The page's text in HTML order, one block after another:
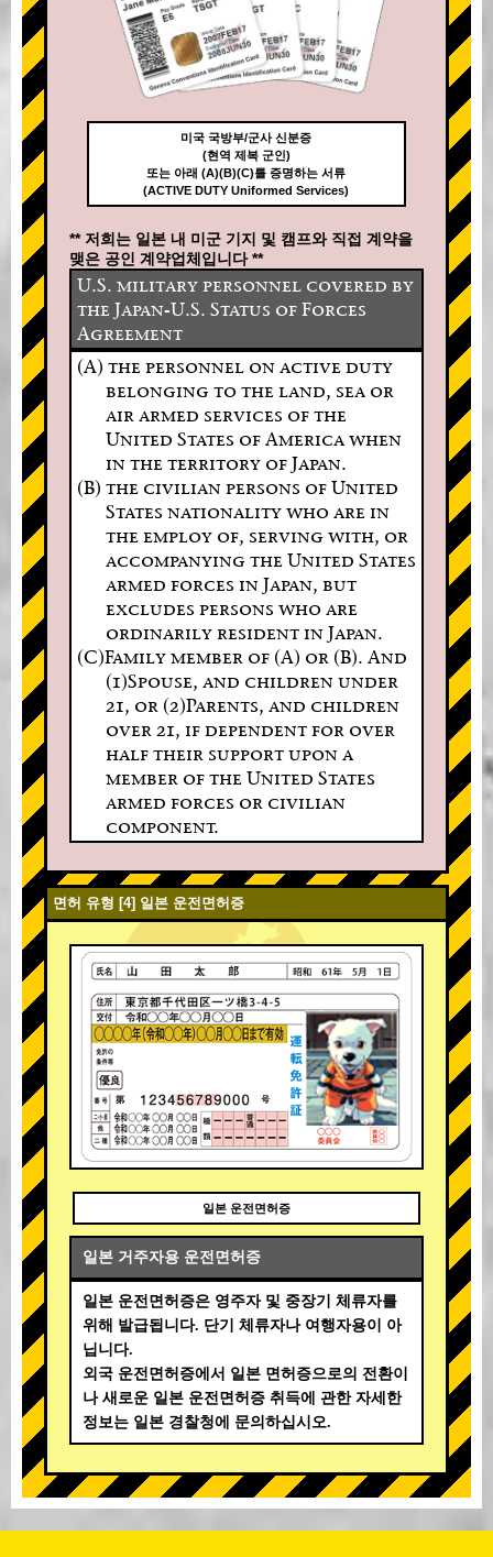
미국 국방부/군사 신분증
(현역 제복 군인)
또는 아래 (A)(B)(C)를 증명하는 서류
(ACTIVE DUTY Uniformed Services)
** 저희는 일본 내 미군 기지 및 캠프와 직접 계약을
맺은 공인 계약업체입니다 **
U.S. military personnel covered by
the Japan-U.S. Status of Forces
Agreement
(A) the personnel on active duty
belonging to the land, sea or
air armed services of the
United States of America when
in the territory of Japan.
(B) the civilian persons of United
States nationality who are in
the employ of, serving with, or
accompanying the United States
armed forces in Japan, but
excludes persons who are
ordinarily resident in Japan.
(C)Family member of (A) or (B). And
(1)Spouse, and children under
21, or (2)Parents, and children
over 21, if dependent for over
half their support upon a
member of the United States
armed forces or civilian
component.
면허 유형 [4] 일본 운전면허증
일본 운전면허증
일본 거주자용 운전면허증
일본 운전면허증은 영주자 및 중장기 체류자를
위해 발급됩니다. 단기 체류자나 여행자용이 아
닙니다.
외국 운전면허증에서 일본 면허증으로의 전환이
나 새로운 일본 운전면허증 취득에 관한 자세한
정보는 일본 경찰청에 문의하십시오.